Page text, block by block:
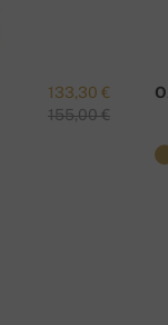
133,30 €
155,00 €